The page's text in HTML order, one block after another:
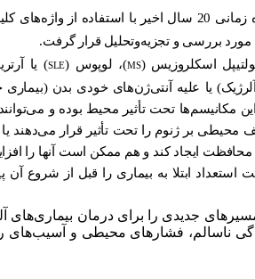
استفاده از واژه‌های کلیدی
بررسی و تجزیه‌وتحلیل قرار گرفت.
اسکلروزیس (MS)، لوپوس (SLE) یا
یا علیه آنتی‌ژن‌های خودی بدن (بیماری
این مکانیسم‌ها تحت تأثیر محیط بوده و
محیطی بر ژنوم را تحت تأثیر قرار می‌دهند
محافظت ایجاد کند و هم ممکن است آنها را
ابتلا به بیماری را قبل از شروع آن
جدیدی را برای درمان بیماری‌های
ناسالم،‌ فشارهای محیطی و آسیب‌های